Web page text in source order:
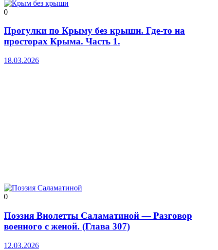
0
Прогулки по Крыму без крыши. Где-то на
просторах Крыма. Часть 1.
18.03.2026
0
Поэзия Виолетты Саламатиной — Разговор
военного с женой. (Глава 307)
12.03.2026